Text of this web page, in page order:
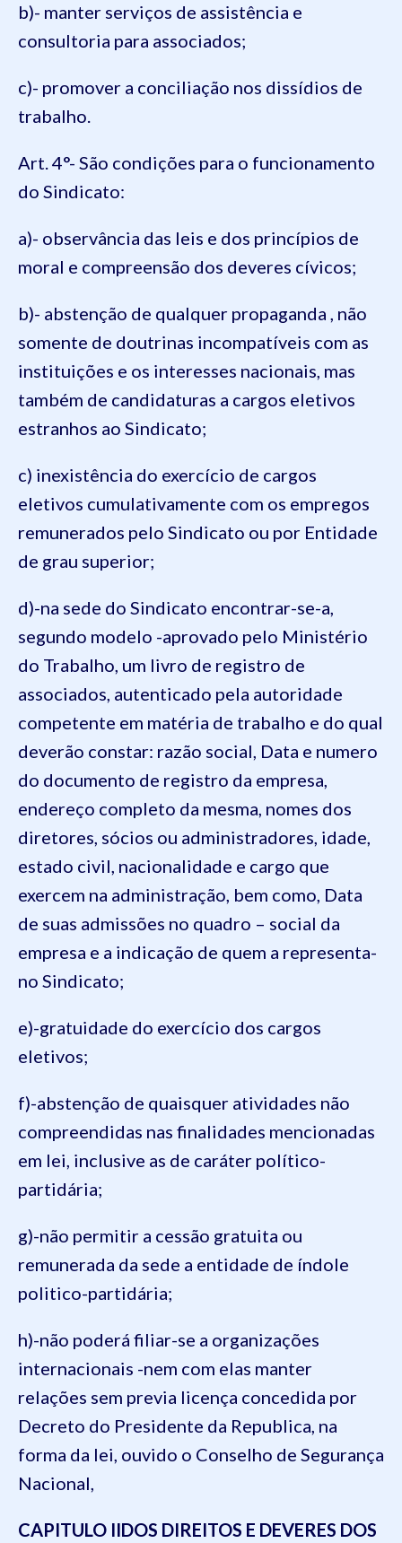
b)- manter serviços de assistência e
consultoria para associados;
c)- promover a conciliação nos dissídios de
trabalho.
Art. 4°- São condições para o funcionamento
do Sindicato:
a)- observância das leis e dos princípios de
moral e compreensão dos deveres cívicos;
b)- abstenção de qualquer propaganda , não
somente de doutrinas incompatíveis com as
instituições e os interesses nacionais, mas
também de candidaturas a cargos eletivos
estranhos ao Sindicato;
c) inexistência do exercício de cargos
eletivos cumulativamente com os empregos
remunerados pelo Sindicato ou por Entidade
de grau superior;
d)-na sede do Sindicato encontrar-se-a,
segundo modelo -aprovado pelo Ministério
do Trabalho, um livro de registro de
associados, autenticado pela autoridade
competente em matéria de trabalho e do qual
deverão constar: razão social, Data e numero
do documento de registro da empresa,
endereço completo da mesma, nomes dos
diretores, sócios ou administradores, idade,
estado civil, nacionalidade e cargo que
exercem na administração, bem como, Data
de suas admissões no quadro – social da
empresa e a indicação de quem a representa-
no Sindicato;
e)-gratuidade do exercício dos cargos
eletivos;
f)-abstenção de quaisquer atividades não
compreendidas nas finalidades mencionadas
em lei, inclusive as de caráter político-
partidária;
g)-não permitir a cessão gratuita ou
remunerada da sede a entidade de índole
politico-partidária;
h)-não poderá filiar-se a organizações
internacionais -nem com elas manter
relações sem previa licença concedida por
Decreto do Presidente da Republica, na
forma da lei, ouvido o Conselho de Segurança
Nacional,
CAPITULO IIDOS DIREITOS E DEVERES DOS